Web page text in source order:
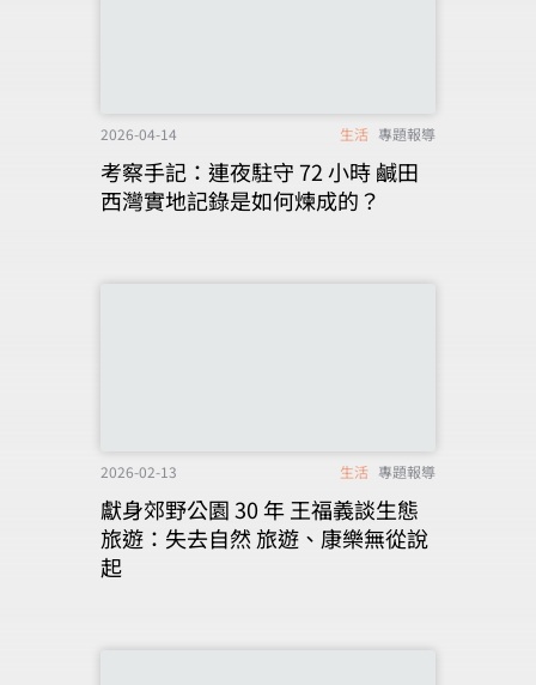
2026-04-14 生活 專題報導
考察手記：連夜駐守 72 小時 鹹田
西灣實地記錄是如何煉成的？
2026-02-13 生活 專題報導
獻身郊野公園 30 年 王福義談生態
旅遊：失去自然 旅遊、康樂無從說
起